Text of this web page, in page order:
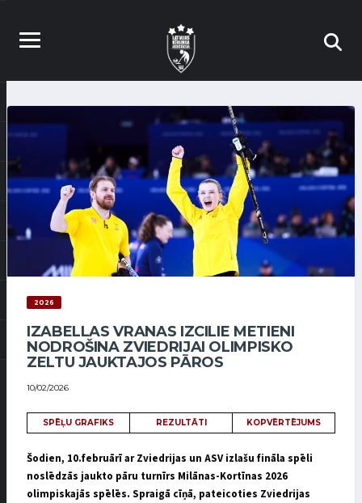
2026
IZABELLAS VRANAS IZCILIE METIENI
NODROŠINA ZVIEDRIJAI OLIMPISKO
ZELTU JAUKTAJOS PĀROS
10/02/2026
SPĒĻU GRAFIKS REZULTĀTI KOPVĒRTĒJUMS
Šodien, 10.februārī ar Zviedrijas un ASV izlašu fināla spēli
noslēdzās jaukto pāru turnīrs Milānas-Kortīnas 2026
olimpiskajās spēlēs. Spraigā cīņā, pateicoties Zviedrijas